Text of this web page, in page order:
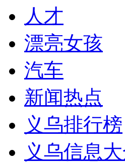
人才
漂亮女孩
汽车
新闻热点
义乌排行榜
义乌信息